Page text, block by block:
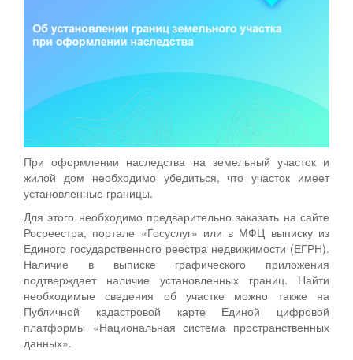
При оформлении наследства на земельный участок и
жилой дом необходимо убедиться, что участок имеет
установленные границы.
Для этого необходимо предварительно заказать на сайте
Росреестра, портале «Госуслуг» или в МФЦ выписку из
Единого государственного реестра недвижимости (ЕГРН).
Наличие в выписке графического приложения
подтверждает наличие установленных границ. Найти
необходимые сведения об участке можно также на
Публичной кадастровой карте Единой цифровой
платформы «Национальная система пространственных
данных».